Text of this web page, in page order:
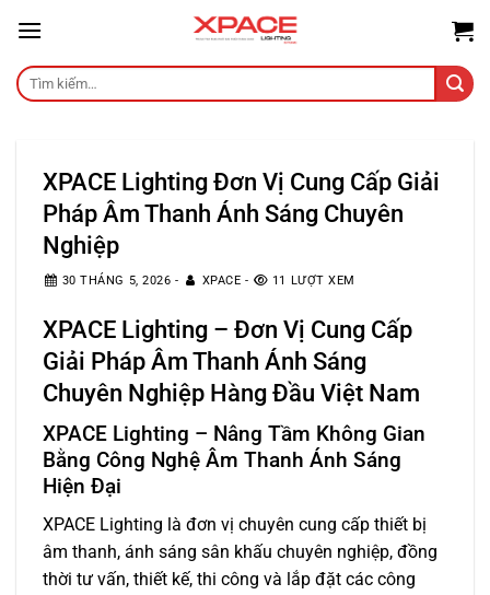
content
Tìm
kiếm:
XPACE Lighting Đơn Vị Cung Cấp Giải
Pháp Âm Thanh Ánh Sáng Chuyên
Nghiệp
30 THÁNG 5, 2026 - XPACE - 11 LƯỢT XEM
XPACE Lighting – Đơn Vị Cung Cấp
Giải Pháp Âm Thanh Ánh Sáng
Chuyên Nghiệp Hàng Đầu Việt Nam
XPACE Lighting – Nâng Tầm Không Gian
Bằng Công Nghệ Âm Thanh Ánh Sáng
Hiện Đại
XPACE Lighting là đơn vị chuyên cung cấp thiết bị
âm thanh, ánh sáng sân khấu chuyên nghiệp, đồng
thời tư vấn, thiết kế, thi công và lắp đặt các công